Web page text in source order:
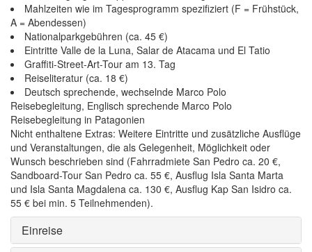
Mahlzeiten wie im Tagesprogramm spezifiziert (F = Frühstück,
A = Abendessen)
Nationalparkgebühren (ca. 45 €)
Eintritte Valle de la Luna, Salar de Atacama und El Tatio
Graffiti-Street-Art-Tour am 13. Tag
Reiseliteratur (ca. 18 €)
Deutsch sprechende, wechselnde Marco Polo
Reisebegleitung, Englisch sprechende Marco Polo
Reisebegleitung in Patagonien
Nicht enthaltene Extras: Weitere Eintritte und zusätzliche Ausflüge
und Veranstaltungen, die als Gelegenheit, Möglichkeit oder
Wunsch beschrieben sind (Fahrradmiete San Pedro ca. 20 €,
Sandboard-Tour San Pedro ca. 55 €, Ausflug Isla Santa Marta
und Isla Santa Magdalena ca. 130 €, Ausflug Kap San Isidro ca.
55 € bei min. 5 Teilnehmenden).
Einreise